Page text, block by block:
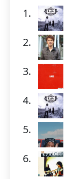
1.
2.
3.
4.
5.
6.